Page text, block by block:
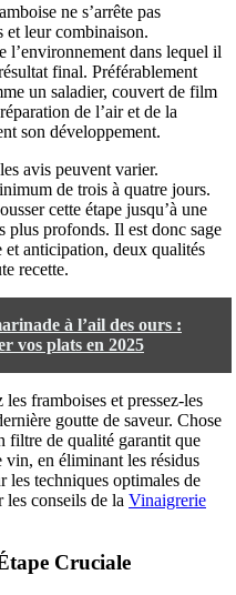
ne s’arrête pas
et leur combinaison.
l’environnement dans lequel il
final. Préférablement
un saladier, couvert de film
de l’air et de la
son développement.
avis peuvent varier.
de trois à quatre jours.
cette étape jusqu’à une
plus profonds. Il est donc sage
et anticipation, deux qualités
recette.
à l’ail des ours :
vos plats en 2025
framboises et pressez-les
goutte de saveur. Chose
filtre de qualité garantit que
vin, en éliminant les résidus
les techniques optimales de
les conseils de la Vinaigrerie
Cruciale